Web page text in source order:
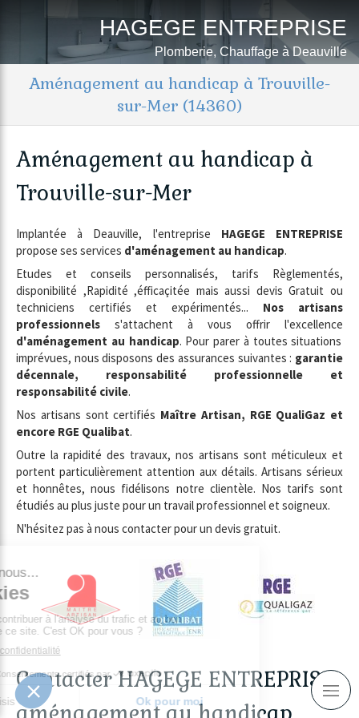
HAGEGE ENTREPRISE
Plomberie, Chauffage à Deauville
Aménagement au handicap à Trouville-
sur-Mer (14360)
Aménagement au handicap à
Trouville-sur-Mer
Implantée à Deauville, l'entreprise HAGEGE ENTREPRISE
propose ses services d'aménagement au handicap.
Etudes et conseils personnalisés, tarifs Règlementés,
disponibilité ,Rapidité ,éfficaçitée mais aussi devis Gratuit ou
techniciens certifiés et expérimentés... Nos artisans
professionnels s'attachent à vous offrir l'excellence
d'aménagement au handicap. Pour parer à toutes situations
imprévues, nous disposons des assurances suivantes : garantie
décennale, responsabilité professionnelle et
responsabilité civile.
Nos artisans sont certifiés Maître Artisan, RGE QualiGaz et
encore RGE Qualibat.
Outre la rapidité des travaux, nos artisans sont méticuleux et
portent particulièrement attention aux détails. Artisans sérieux
et honnêtes, nous fidélisons notre clientèle. Nos tarifs sont
étudiés au plus juste pour un travail professionnel et soigneux.
N'hésitez pas à nous contacter pour un devis gratuit.
Contacter HAGEGE ENTREPRISE,